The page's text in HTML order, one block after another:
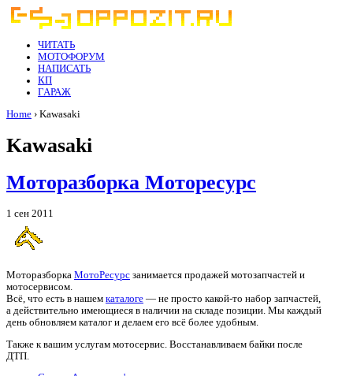
ЧИТАТЬ
МОТОФОРУМ
НАПИСАТЬ
КП
ГАРАЖ
Home › Kawasaki
Kawasaki
Моторазборка Моторесурс
1 сен 2011
Моторазборка МотоРесурс занимается продажей мотозапчастей и
мотосервисом.
Всё, что есть в нашем каталоге — не просто какой-то набор запчастей,
а действительно имеющиеся в наличии на складе позиции. Мы каждый
день обновляем каталог и делаем его всё более удобным.
Также к вашим услугам мотосервис. Восстанавливаем байки после
ДТП.